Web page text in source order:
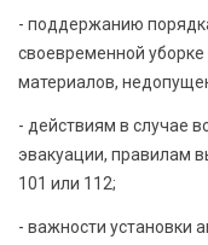
- поддержанию
своевременной
материалов,
- действиям в случае
эвакуации, правилам
101 или 112;
- важности